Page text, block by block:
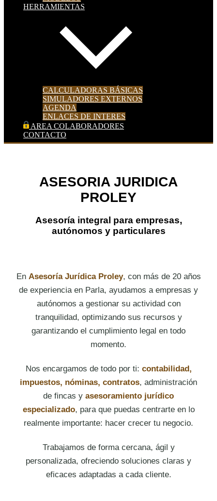
HERRAMIENTAS
CALCULADORAS BÁSICAS
SIMULADORES EXTERNOS
AGENDA
ENLACES DE INTERES
AREA COLABORADORES
CONTACTO
ASESORIA JURIDICA
PROLEY
Asesoría integral para empresas,
autónomos y particulares
En Asesoría Jurídica Proley, con más de 20 años
de experiencia en Parla, ayudamos a empresas y
autónomos a gestionar su actividad con
tranquilidad, optimizando sus recursos y
garantizando el cumplimiento legal en todo
momento.
Nos encargamos de todo por ti: contabilidad,
impuestos, nóminas, contratos, administración
de fincas y asesoramiento jurídico
especializado, para que puedas centrarte en lo
realmente importante: hacer crecer tu negocio.
Trabajamos de forma cercana, ágil y
personalizada, ofreciendo soluciones claras y
eficaces adaptadas a cada cliente.